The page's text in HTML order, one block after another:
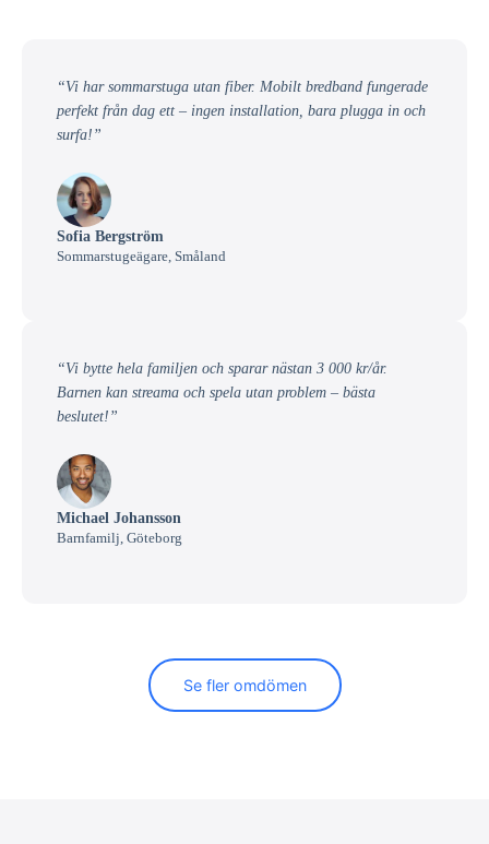
“Vi har sommarstuga utan fiber. Mobilt bredband fungerade
perfekt från dag ett – ingen installation, bara plugga in och
surfa!”
Sofia Bergström
Sommarstugeägare, Småland
“Vi bytte hela familjen och sparar nästan 3 000 kr/år.
Barnen kan streama och spela utan problem – bästa
beslutet!”
Michael Johansson
Barnfamilj, Göteborg
Se fler omdömen